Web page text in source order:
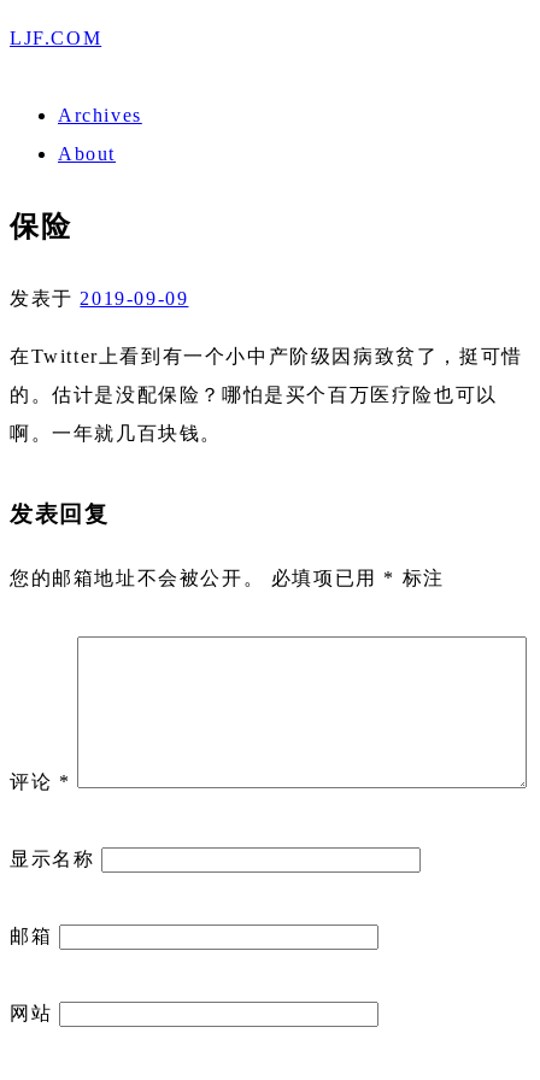
LJF.COM
Archives
About
保险
发表于 2019-09-09
在Twitter上看到有一个小中产阶级因病致贫了，挺可惜
的。估计是没配保险？哪怕是买个百万医疗险也可以
啊。一年就几百块钱。
发表回复
您的邮箱地址不会被公开。 必填项已用 * 标注
评论 *
显示名称
邮箱
网站